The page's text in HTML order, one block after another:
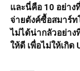
และนี่คือ 10 อย่าง
จ่ายตังค์ซื้อสมาร์
ไม่ได้น่ากลัวอย่าง
ให้ดี เพื่อไม่ให้เกิด